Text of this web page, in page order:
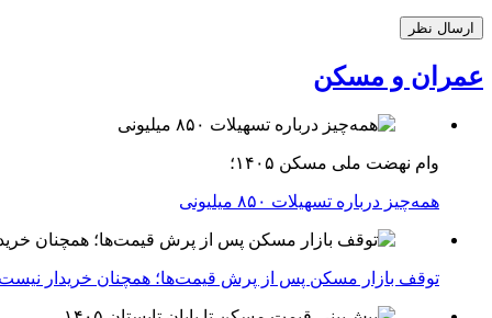
عمران و مسکن
وام نهضت ملی مسکن ۱۴۰۵؛
همه‌چیز درباره تسهیلات ۸۵۰ میلیونی
توقف بازار مسکن پس از پرش قیمت‌ها؛ همچنان خریدار